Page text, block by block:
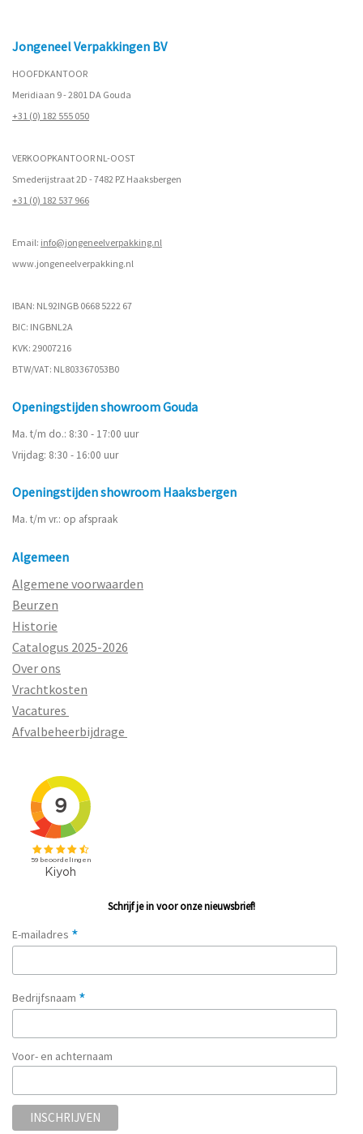
Jongeneel Verpakkingen BV
HOOFDKANTOOR
Meridiaan 9 - 2801 DA Gouda
+31 (0) 182 555 050
VERKOOPKANTOOR NL-OOST
Smederijstraat 2D - 7482 PZ Haaksbergen
+31 (0) 182 537 966
Email: info@jongeneelverpakking.nl
www.jongeneelverpakking.nl
IBAN: NL92INGB 0668 5222 67
BIC: INGBNL2A
KVK: 29007216
BTW/VAT: NL803367053B0
Openingstijden showroom Gouda
Ma. t/m do.: 8:30 - 17:00 uur
Vrijdag: 8:30 - 16:00 uur
Openingstijden showroom Haaksbergen
Ma. t/m vr.: op afspraak
Algemeen
Algemene voorwaarden
Beurzen
Historie
Catalogus 2025-2026
Over ons
Vrachtkosten
Vacatures
Afvalbeheerbijdrage
Schrijf je in voor onze nieuwsbrief!
E-mailadres *
Bedrijfsnaam *
Voor- en achternaam